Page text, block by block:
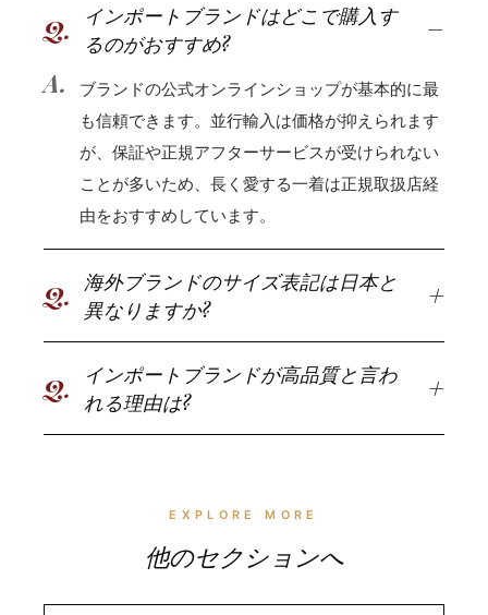
Q.
インポートブランドはどこで購入す
るのがおすすめ?
A.
ブランドの公式オンラインショップが基本的に最
も信頼できます。並行輸入は価格が抑えられます
が、保証や正規アフターサービスが受けられない
ことが多いため、長く愛する一着は正規取扱店経
由をおすすめしています。
Q.
海外ブランドのサイズ表記は日本と
異なりますか?
Q.
インポートブランドが高品質と言わ
れる理由は?
EXPLORE MORE
他のセク ショ ンへ